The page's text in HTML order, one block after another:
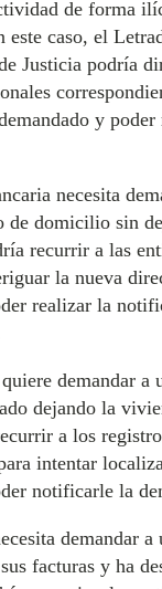
de forma
este caso, el
Justicia podría
y poder
necesita
de domicilio sin
recurrir a las
la nueva
realizar la
demandar
dejando la
a los
intentar
notificarle la
demandar
facturas y ha